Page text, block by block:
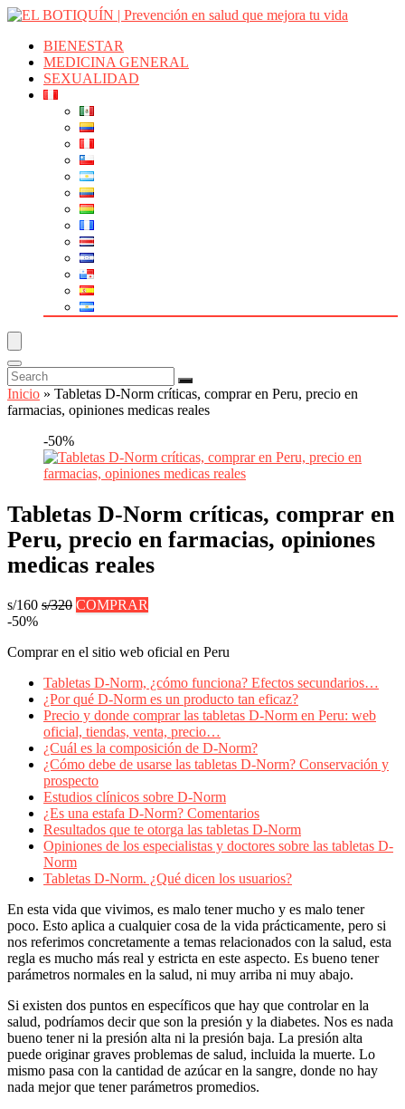
BIENESTAR
MEDICINA GENERAL
SEXUALIDAD
Inicio » Tabletas D-Norm críticas, comprar en Peru, precio en
farmacias, opiniones medicas reales
-50%
Tabletas D-Norm críticas, comprar en
Peru, precio en farmacias, opiniones
medicas reales
s/160 s/320 COMPRAR
-50%
Comprar en el sitio web oficial en Peru
Tabletas D-Norm, ¿cómo funciona? Efectos secundarios…
¿Por qué D-Norm es un producto tan eficaz?
Precio y donde comprar las tabletas D-Norm en Peru: web
oficial, tiendas, venta, precio…
¿Cuál es la composición de D-Norm?
¿Cómo debe de usarse las tabletas D-Norm? Conservación y
prospecto
Estudios clínicos sobre D-Norm
¿Es una estafa D-Norm? Comentarios
Resultados que te otorga las tabletas D-Norm
Opiniones de los especialistas y doctores sobre las tabletas D-
Norm
Tabletas D-Norm. ¿Qué dicen los usuarios?
En esta vida que vivimos, es malo tener mucho y es malo tener
poco. Esto aplica a cualquier cosa de la vida prácticamente, pero si
nos referimos concretamente a temas relacionados con la salud, esta
regla es mucho más real y estricta en este aspecto. Es bueno tener
parámetros normales en la salud, ni muy arriba ni muy abajo.
Si existen dos puntos en específicos que hay que controlar en la
salud, podríamos decir que son la presión y la diabetes. Nos es nada
bueno tener ni la presión alta ni la presión baja. La presión alta
puede originar graves problemas de salud, incluida la muerte. Lo
mismo pasa con la cantidad de azúcar en la sangre, donde no hay
nada mejor que tener parámetros promedios.